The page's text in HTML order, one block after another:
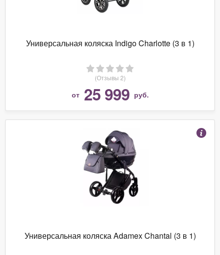
Универсальная коляска Indigo Charlotte (3 в 1)
(Отзывы 2)
от 25 999 руб.
Универсальная коляска Adamex Chantal (3 в 1)